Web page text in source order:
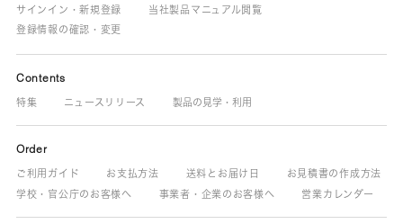
サインイン・新規登録
当社製品マニュアル閲覧
登録情報の確認・変更
Contents
特集 ニュースリリース 製品の見学・利用
Order
ご利用ガイド お支払方法 送料とお届け日
お見積書の作成方法
学校・官公庁のお客様へ
事業者・企業のお客様へ 営業カレンダー